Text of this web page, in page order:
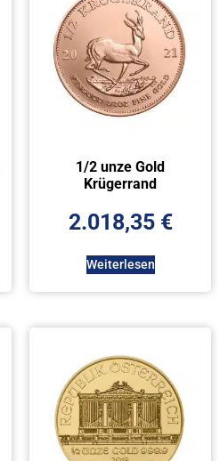
1/2 unze Gold
Krügerrand
2.018,35 €
Weiterlesen